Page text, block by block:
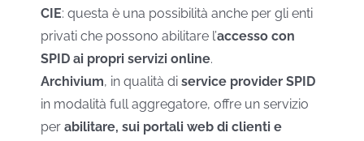
CIE: questa è una possibilità anche per gli enti
privati che possono abilitare l’accesso con
SPID ai propri servizi online.
Archivium, in qualità di service provider SPID
in modalità full aggregatore, offre un servizio
per abilitare, sui portali web di clienti e